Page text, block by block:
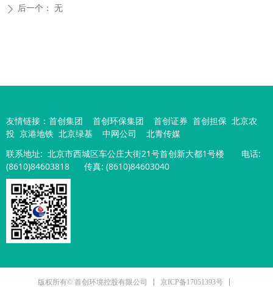
ꄲ 后一个： 无
友情链接： 首创集团 首创环保集团 首创证券 首创担保 北京农
投 京港地铁 北京绿基 中网公司
北青传媒
联系地址: 北京市西城区车公庄大街21号首创新大都1号楼 电话:
(8610)84603818 传真: (8610)84603040
版权所有© 首创环境控股有限公司
京ICP备17051393号